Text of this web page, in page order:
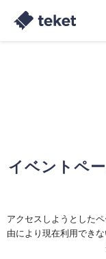
イベントペ
アクセスしようとした
由により現在利用でき